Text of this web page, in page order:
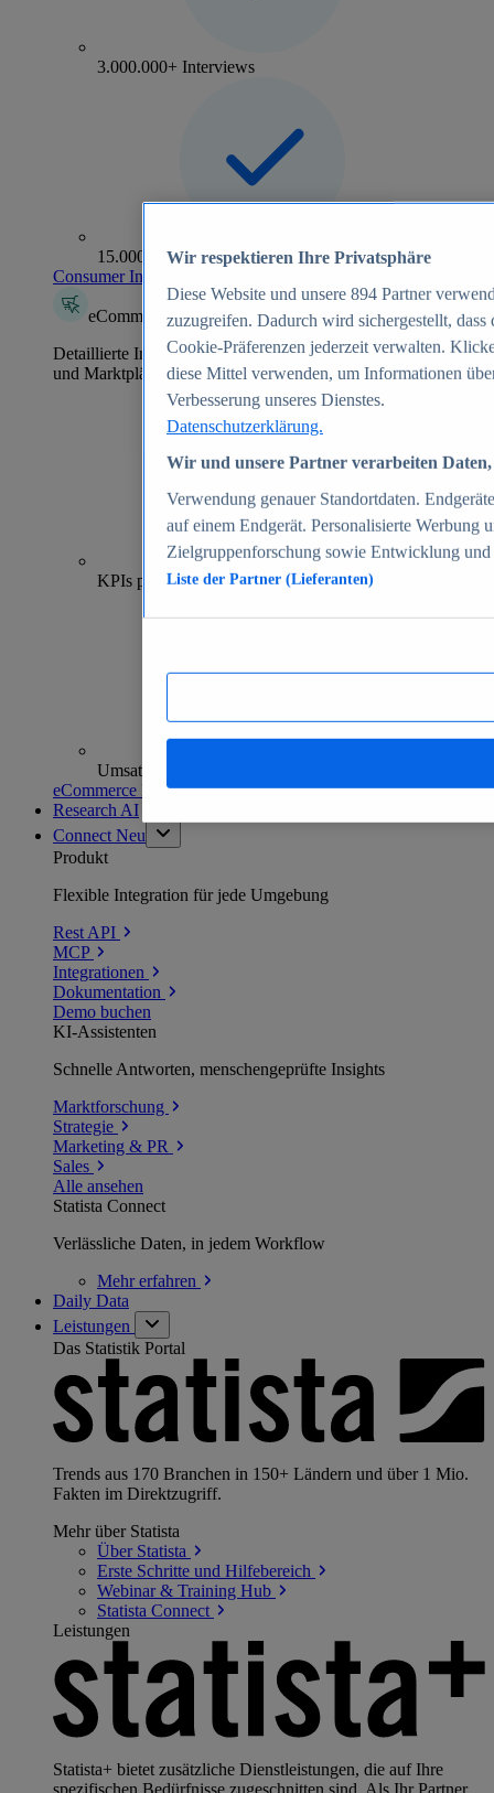
3.000.000+ Interviews
15.000+ Marken
Consumer Insights entdecken
eCommerce Insights
Detaillierte Informationen zu mehr als 39.000 Online-Shops
und Marktplätzen
70+
KPIs pro Shop
Umsatzanalysen und -prognosen
eCommerce Insights entdecken
Research AI
Connect Neu
Produkt
Flexible Integration für jede Umgebung
Rest API
MCP
Integrationen
Dokumentation
Demo buchen
KI-Assistenten
Schnelle Antworten, menschengeprüfte Insights
Marktforschung
Strategie
Marketing & PR
Sales
Alle ansehen
Statista Connect
Verlässliche Daten, in jedem Workflow
Mehrerfahren
Daily Data
Leistungen
Das Statistik Portal
Trends aus 170 Branchen in 150+ Ländern und über 1 Mio.
Fakten im Direktzugriff.
Mehr über Statista
Über Statista
Erste Schritte und Hilfebereich
Webinar & Training Hub
Statista Connect
Leistungen
Statista+ bietet zusätzliche Dienstleistungen, die auf Ihre
spezifischen Bedürfnisse zugeschnitten sind. Als Ihr Partner
Wir respektieren Ihre Privatsphäre
Diese Website und unsere 894 Partner
zuzugreifen. Dadurch wird sichergestellt,
Cookie-Präferenzen jederzeit verwalten.
diese Mittel verwenden, um Informationen
Verbesserung unseres Dienstes.
Datenschutzerklärung.
Wir und unsere Partner verarbeiten
Verwendung genauer Standortdaten.
auf einem Endgerät. Personalisierte Werbung
Zielgruppenforschung sowie Entwicklung
Liste der Partner (Lieferanten)